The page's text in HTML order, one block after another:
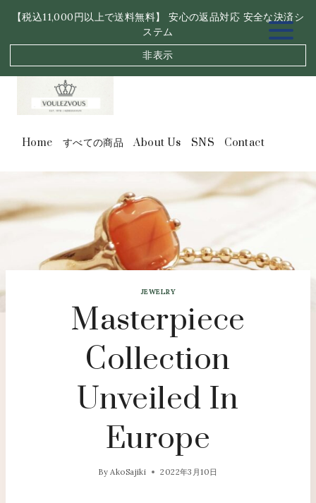
ッ
【税込11,000円以上で送料無料】 安心の返品対応 安全な決済シ
ステム
非表示
Home すべての商品 About Us SNS Contact
JEWELRY
Masterpiece
Collection
Unveiled In
Europe
By AkoSajiki 2022年3月10日